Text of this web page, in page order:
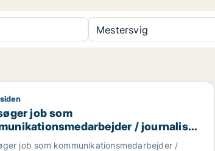
Mestersvig
job som kommunikationsmedarbejder
job som
/ journalist /
/ lærer / pædagog
job som kommunikationsmedarbejder /